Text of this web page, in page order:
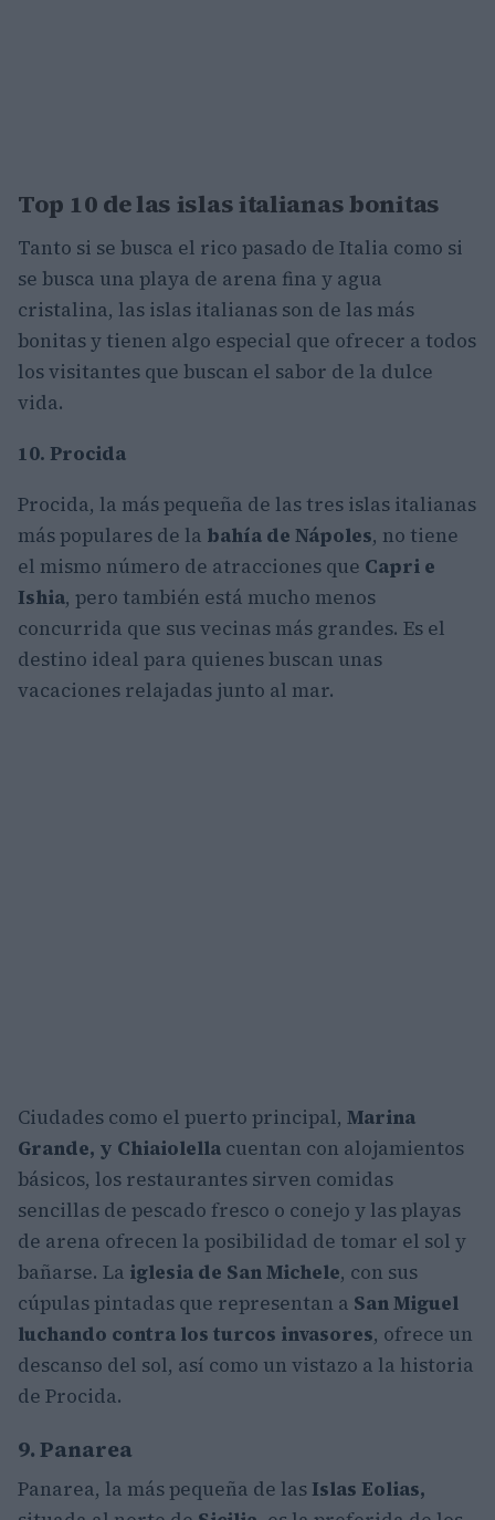
Top 10 de las islas italianas bonitas
Tanto si se busca el rico pasado de Italia como si
se busca una playa de arena fina y agua
cristalina, las islas italianas son de las más
bonitas y tienen algo especial que ofrecer a todos
los visitantes que buscan el sabor de la dulce
vida.
10. Procida
Procida, la más pequeña de las tres islas italianas
más populares de la bahía de Nápoles, no tiene
el mismo número de atracciones que Capri e
Ishia, pero también está mucho menos
concurrida que sus vecinas más grandes. Es el
destino ideal para quienes buscan unas
vacaciones relajadas junto al mar.
Ciudades como el puerto principal, Marina
Grande, y Chiaiolella cuentan con alojamientos
básicos, los restaurantes sirven comidas
sencillas de pescado fresco o conejo y las playas
de arena ofrecen la posibilidad de tomar el sol y
bañarse. La iglesia de San Michele, con sus
cúpulas pintadas que representan a San Miguel
luchando contra los turcos invasores, ofrece un
descanso del sol, así como un vistazo a la historia
de Procida.
9. Panarea
Panarea, la más pequeña de las Islas Eolias,